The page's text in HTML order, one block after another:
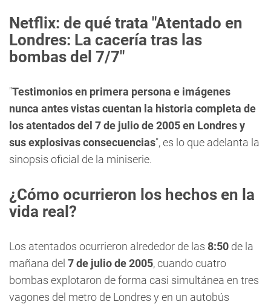
Netflix: de qué trata "Atentado en
Londres: La cacería tras las
bombas del 7/7"
"Testimonios en primera persona e imágenes
nunca antes vistas cuentan la historia completa de
los atentados del 7 de julio de 2005 en Londres y
sus explosivas consecuencias", es lo que adelanta la
sinopsis oficial de la miniserie.
¿Cómo ocurrieron los hechos en la
vida real?
Los atentados ocurrieron alrededor de las 8:50 de la
mañana del 7 de julio de 2005, cuando cuatro
bombas explotaron de forma casi simultánea en tres
vagones del metro de Londres y en un autobús